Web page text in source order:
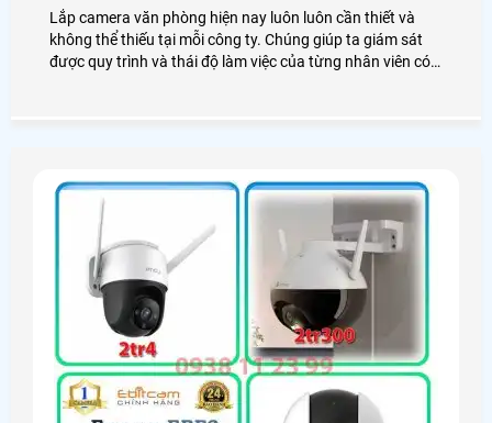
Lắp camera văn phòng hiện nay luôn luôn cần thiết và
không thể thiếu tại mỗi công ty. Chúng giúp ta giám sát
được quy trình và thái độ làm việc của từng nhân viên có